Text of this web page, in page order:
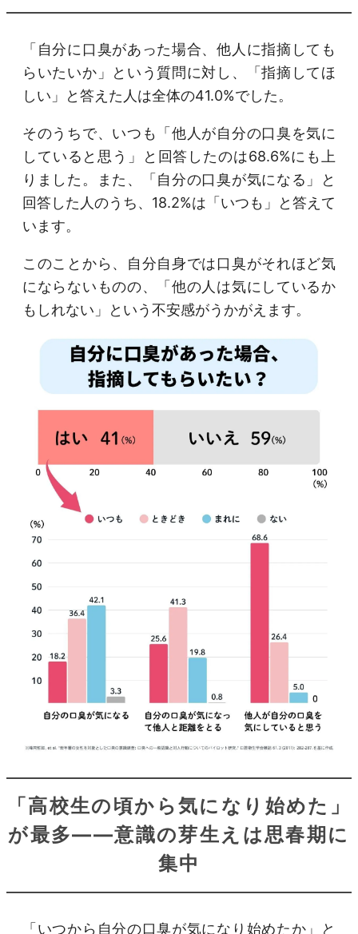
「自分に口臭があった場合、他人に指摘しても
らいたいか」という質問に対し、「指摘してほ
しい」と答えた人は全体の41.0%でした。
そのうちで、いつも「他人が自分の口臭を気に
していると思う」と回答したのは68.6%にも上
りました。また、「自分の口臭が気になる」と
回答した人のうち、18.2%は「いつも」と答えて
います。
このことから、自分自身では口臭がそれほど気
にならないものの、「他の人は気にしているか
もしれない」という不安感がうかがえます。
「高校生の頃から気になり始めた」
が最多――意識の芽生えは思春期に
集中
「いつから自分の口臭が気になり始めたか」と